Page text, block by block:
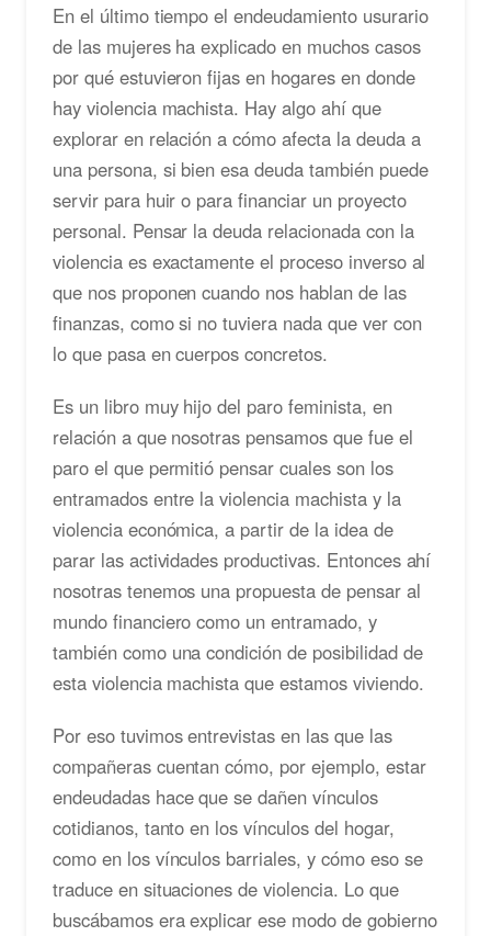
En el último tiempo el endeudamiento usurario
de las mujeres ha explicado en muchos casos
por qué estuvieron fijas en hogares en donde
hay violencia machista. Hay algo ahí que
explorar en relación a cómo afecta la deuda a
una persona, si bien esa deuda también puede
servir para huir o para financiar un proyecto
personal. Pensar la deuda relacionada con la
violencia es exactamente el proceso inverso al
que nos proponen cuando nos hablan de las
finanzas, como si no tuviera nada que ver con
lo que pasa en cuerpos concretos.
Es un libro muy hijo del paro feminista, en
relación a que nosotras pensamos que fue el
paro el que permitió pensar cuales son los
entramados entre la violencia machista y la
violencia económica, a partir de la idea de
parar las actividades productivas. Entonces ahí
nosotras tenemos una propuesta de pensar al
mundo financiero como un entramado, y
también como una condición de posibilidad de
esta violencia machista que estamos viviendo.
Por eso tuvimos entrevistas en las que las
compañeras cuentan cómo, por ejemplo, estar
endeudadas hace que se dañen vínculos
cotidianos, tanto en los vínculos del hogar,
como en los vínculos barriales, y cómo eso se
traduce en situaciones de violencia. Lo que
buscábamos era explicar ese modo de gobierno